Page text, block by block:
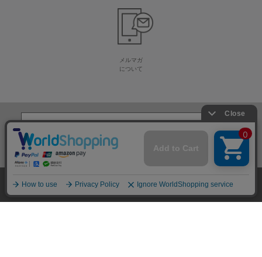
メルマガ
について
生地・毛糸・手芸材料の専門店
株式会社オカダヤ 会社概要 採用情報